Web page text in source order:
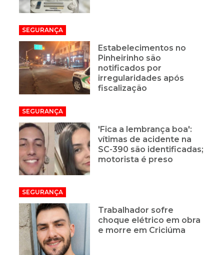
SEGURANÇA
Estabelecimentos no
Pinheirinho são
notificados por
irregularidades após
fiscalização
SEGURANÇA
'Fica a lembrança boa':
vítimas de acidente na
SC-390 são identificadas;
motorista é preso
SEGURANÇA
Trabalhador sofre
choque elétrico em obra
e morre em Criciúma